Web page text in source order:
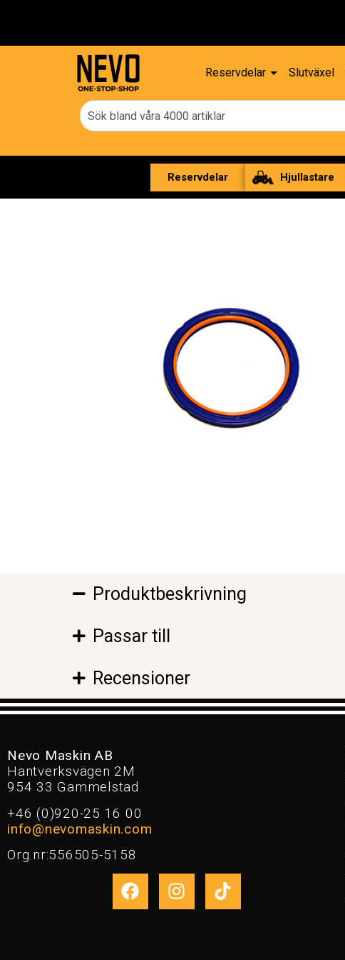
Reservdelar Slutväxel
Reservdelar Hjullastare
Produktbeskrivning
Passar till
Recensioner
Nevo Maskin AB
Hantverksvägen 2M
954 33 Gammelstad
+46 (0)920-25 16 00
info@nevomaskin.com
Org.nr:556505-5158